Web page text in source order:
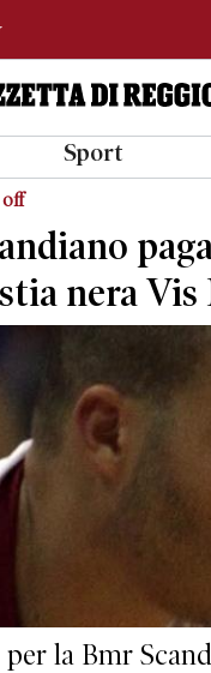
Sport
nera
la Bmr